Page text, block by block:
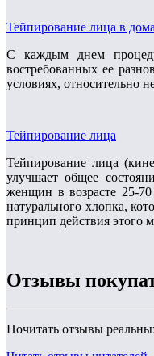
Тейпирование лица в
С каждым днем
востребованных ее
условиях, относительно
Тейпирование лица
Тейпирование лица
улучшает общее
женщин в возрасте 25-
натурального хлопка,
принцип действия этого
Отзывы
Почитать отзывы